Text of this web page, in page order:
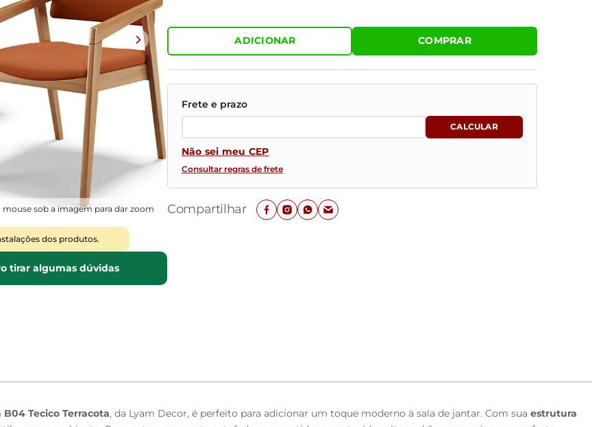
Baú Organizador
Ver todos
mouse sob a imagem para dar zoom
dos produtos.
tirar algumas dúvidas
ADICIONAR COMPRAR
Não sei meu CEP
Consultar regras de frete
Compartilhar
Tecico Terracota, da Lyam Decor, é perfeito para adicionar um toque moderno à sala de jantar. Com sua estrutura